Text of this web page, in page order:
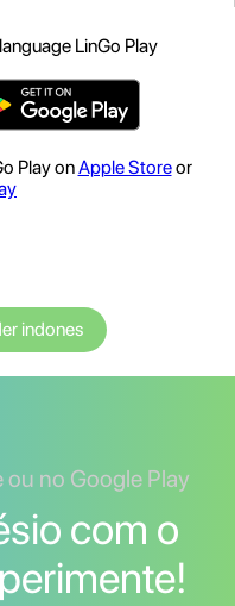
LinGo Play
Play onApple Storeor
indones
no Google Play
com o